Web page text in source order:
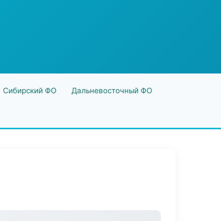
Сибирский ФО Дальневосточный ФО